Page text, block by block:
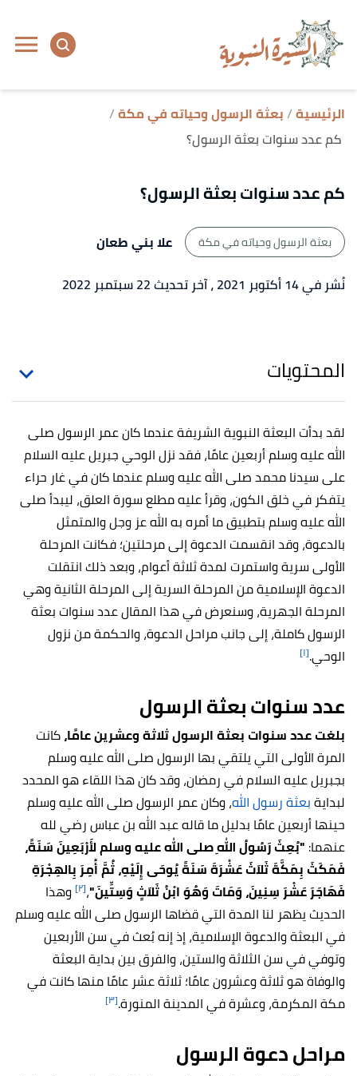
الرئيسية بعثة الرسول وحياته في مكة
كم عدد سنوات بعثة الرسول؟
كم عدد سنوات بعثة الرسول؟
بعثة الرسول وحياته في مكة
علا بني طعان
نُشر في 14 أكتوبر 2021
، آخر تحديث 22 سبتمبر 2022
المحتويات
لقد بدأت البعثة النبوية الشريفة عندما كان عمر الرسول صلى
الله عليه وسلم أربعين عامًا، فقد نزل الوحي جبريل عليه السلام
على سيدنا محمد صلى الله عليه وسلم عندما كان في غار حراء
يتفكر في خلق الكون، وقرأ عليه مطلع سورة العلق، ليبدأ صلى
الله عليه وسلم بتطبيق ما أمره به الله عز وجل والمتمثل
بالدعوة، وقد انقسمت الدعوة إلى مرحلتين؛ فكانت المرحلة
الأولى سرية واستمرت لمدة ثلاثة أعوام، وبعد ذلك انتقلت
الدعوة الإسلامية من المرحلة السرية إلى المرحلة الثانية وهي
المرحلة الجهرية، وسنعرض في هذا المقال عدد سنوات بعثة
الرسول كاملة، إلى جانب مراحل الدعوة، والحكمة من نزول
الوحي.[١]
عدد سنوات بعثة الرسول
بلغت عدد سنوات بعثة الرسول ثلاثة وعشرين عامًا،كانت
المرة الأولى التي يلتقي بها الرسول صلى الله عليه وسلم
بجبريل عليه السلام في رمضان، وقد كان هذا اللقاء هو المحدد
لبدايةبعثة رسول الله، وكان عمر الرسول صلى الله عليه وسلم
حينها أربعين عامًا بدليل ما قاله عبد الله بن عباس رضي لله
عنهما: "بُعِثَ رَسُولُ اللهِ صلى الله عليه وسلم لأَرْبَعِينَ سَنَةً،
فَمَكَثَ بِمَكَّةَ ثَلاَثَ عَشْرَةَ سَنَةً يُوحَى إِلَيْهِ، ثُمَّ أُمِرَ بِالهِجْرَةِ
فَهَاجَرَ عَشْرَ سِنِينَ، وَمَاتَ وَهُوَ ابْنُ ثَلاَثٍ وَسِتِّينَ"،[٢]
وهذا
الحديث يظهر لنا المدة التي قضاها الرسول صلى الله عليه وسلم
في البعثة والدعوة الإسلامية، إذ إنه بُعث في سن الأربعين
وتوفي في سن الثلاثة والستين، والفرق بين بداية البعثة
والوفاة هو ثلاثة وعشرون عامًا؛ ثلاثة عشر عامًا منها كانت في
مكة المكرمة، وعشرة في المدينة المنورة.[٣]
مراحل دعوة الرسول